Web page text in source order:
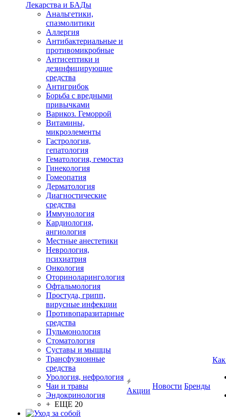
Лекарства и БАДы
Анальгетики,
спазмолитики
Аллергия
Антибактериальные и
противомикробные
Антисептики и
дезинфицирующие
средства
Антигрибок
Борьба с вредными
привычками
Варикоз. Геморрой
Витамины,
микроэлементы
Гастрология,
гепатология
Гематология, гемостаз
Гинекология
Гомеопатия
Дерматология
Диагностические
средства
Иммунология
Кардиология,
ангиология
Местные анестетики
Неврология,
психиатрия
Онкология
Оториноларингология
Офтальмология
Простуда, грипп,
вирусные инфекции
Противопаразитарные
средства
Пульмонология
Стоматология
Суставы и мышцы
Трансфузионные
средства
Урология, нефрология
Чаи и травы
Эндокринология
+ ЕЩЕ 20
Акции
Новости Бренды